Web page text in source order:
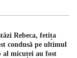
Rebeca, fetița
condusă pe ultimul
micuței au fost